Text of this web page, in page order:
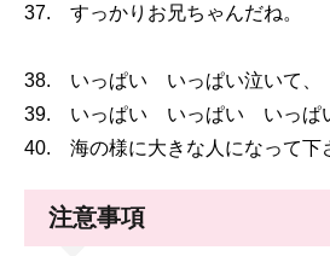
37. すっかりお兄ちゃんだね。
38. いっぱい いっぱい泣いて、
39. いっぱい いっぱい いっぱい
40. 海の様に大きな人になって下
注意事項